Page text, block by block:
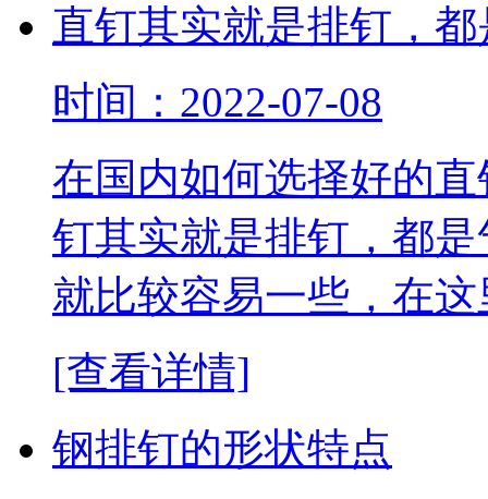
直钉其实就是排钉，
时间：2022-07-08
在国内如何选择好的
钉其实就是排钉，都
就比较容易一些，在
[查看详情]
钢排钉的形状特点